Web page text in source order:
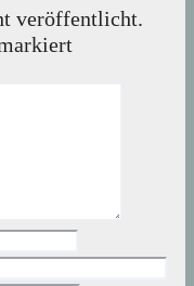
veröffentlicht.